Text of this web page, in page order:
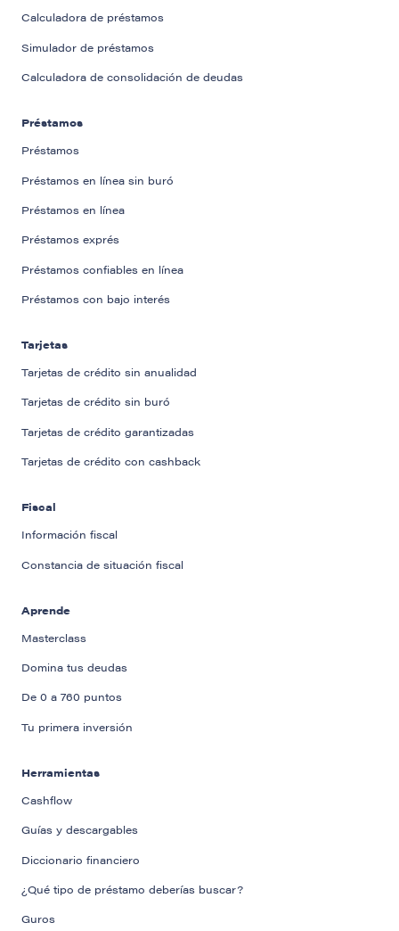
Calculadora de préstamos
Simulador de préstamos
Calculadora de consolidación de deudas
Préstamos
Préstamos
Préstamos en línea sin buró
Préstamos en línea
Préstamos exprés
Préstamos confiables en línea
Préstamos con bajo interés
Tarjetas
Tarjetas de crédito sin anualidad
Tarjetas de crédito sin buró
Tarjetas de crédito garantizadas
Tarjetas de crédito con cashback
Fiscal
Información fiscal
Constancia de situación fiscal
Aprende
Masterclass
Domina tus deudas
De 0 a 760 puntos
Tu primera inversión
Herramientas
Cashflow
Guías y descargables
Diccionario financiero
¿Qué tipo de préstamo deberías buscar?
Guros